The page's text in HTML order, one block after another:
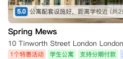
5.0 公寓配套设施好，距离学校近 (共2
Spring Mews
10 Tinworth Street London
1个特惠活动 学生公寓 支持分期付款